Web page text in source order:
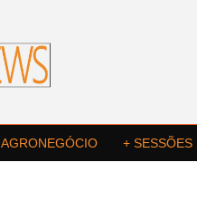
AGRONEGÓCIO + SESSÕES